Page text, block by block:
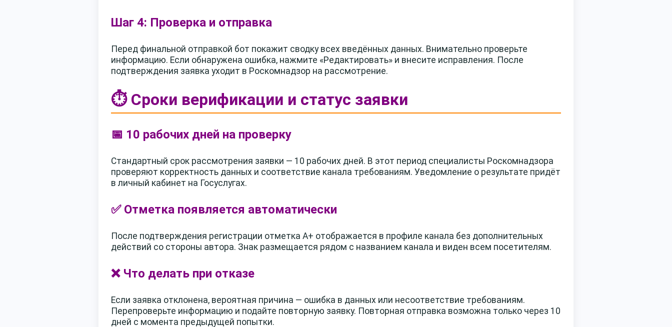
Шаг 4: Проверка и отправка
Перед финальной отправкой бот покажит сводку всех введённых данных. Внимательно проверьте
информацию. Если обнаружена ошибка, нажмите «Редактировать» и внесите исправления. После
подтверждения заявка уходит в Роскомнадзор на рассмотрение.
⏱️ Сроки верификации и статус заявки
📅 10 рабочих дней на проверку
Стандартный срок рассмотрения заявки — 10 рабочих дней. В этот период специалисты Роскомнадзора
проверяют корректность данных и соответствие канала требованиям. Уведомление о результате придёт
в личный кабинет на Госуслугах.
✅ Отметка появляется автоматически
После подтверждения регистрации отметка А+ отображается в профиле канала без дополнительных
действий со стороны автора. Знак размещается рядом с названием канала и виден всем посетителям.
❌ Что делать при отказе
Если заявка отклонена, вероятная причина — ошибка в данных или несоответствие требованиям.
Перепроверьте информацию и подайте повторную заявку. Повторная отправка возможна только через 10
дней с момента предыдущей попытки.